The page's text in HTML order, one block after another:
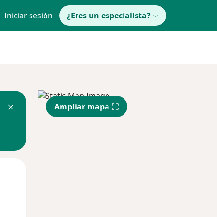
Iniciar sesión ¿Eres un especialista?
Ampliar mapa